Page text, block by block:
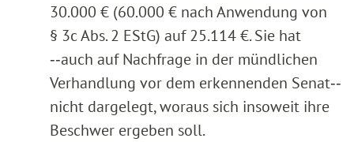
30.000 € (60.000 € nach Anwendung von
§ 3c Abs. 2 EStG) auf 25.114 €. Sie hat
‑‑auch auf Nachfrage in der mündlichen
Verhandlung vor dem erkennenden Senat‑‑
nicht dargelegt, woraus sich insoweit ihre
Beschwer ergeben soll.